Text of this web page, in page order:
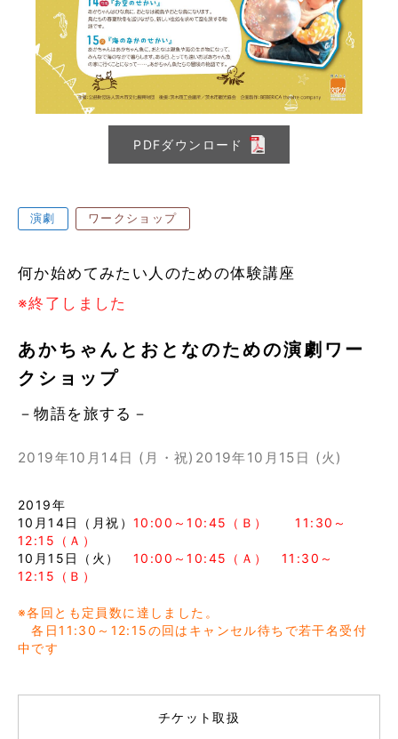
PDFダウンロード
演劇 ワークショップ
何か始めてみたい人のための体験講座
※終了しました
あかちゃんとおとなのための演劇ワー
クショップ
－物語を旅する－
2019年10月14日 (月・祝) 2019年10月15日 (火)
2019年
10月14日（月祝） 10:00～10:45（Ｂ） 11:30～
12:15（Ａ）
10月15日（火） 10:00～10:45（Ａ） 11:30～
12:15（Ｂ）
※各回とも定員数に達しました。
各日11:30～12:15の回はキャンセル待ちで若干名受付
中です
チケット取扱